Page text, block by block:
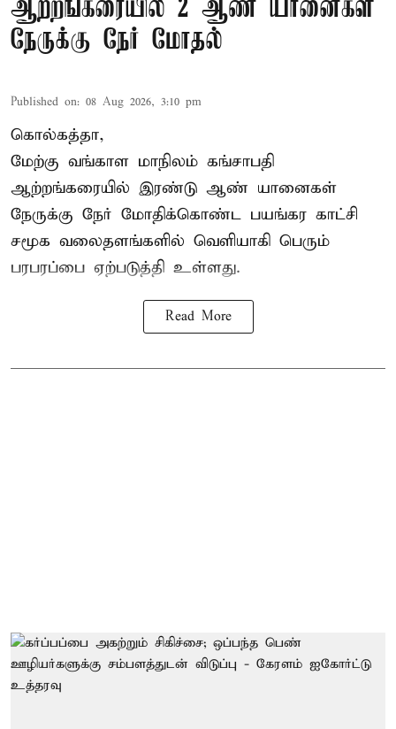
ஆற்றங்கரையில் 2 ஆண் யானைகள்
நேருக்கு நேர் மோதல்
Published on: 08 Aug 2026, 3:10 pm
கொல்கத்தா,
மேற்கு வங்காள மாநிலம் கங்சாபதி
ஆற்றங்கரையில் இரண்டு ஆண் யானைகள்
நேருக்கு நேர் மோதிக்கொண்ட பயங்கர காட்சி
சமூக வலைதளங்களில் வெளியாகி பெரும்
பரபரப்பை ஏற்படுத்தி உள்ளது.
Read More